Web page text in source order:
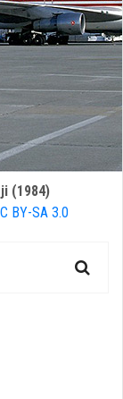
(1984)
BY-SA 3.0